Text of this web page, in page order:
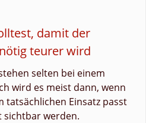
damit der
teurer wird
selten bei einem
wird es meist dann, wenn
tatsächlichen Einsatz passt
sichtbar werden.